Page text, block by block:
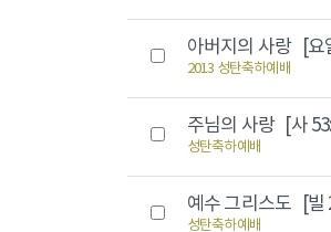
아버지의 사랑 [요
2013 성탄축하예배
주님의 사랑 [사
성탄축하예배
예수 그리스도 [빌
성탄축하예배